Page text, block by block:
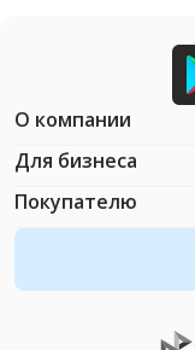
О компании
Для бизнеса
Покупателю